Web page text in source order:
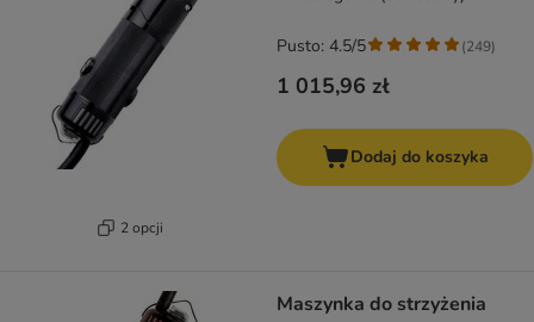
2 opcji
1 015,96 zł
Pusto: 4.5/5 (249)
Dodaj do koszyka
Maszynka do strzyżenia